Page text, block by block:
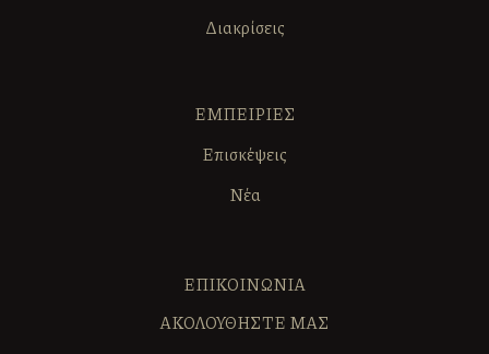
Διακρίσεις
ΕΜΠΕΙΡΙΕΣ
Επισκέψεις
Νέα
ΕΠΙΚΟΙΝΩΝΙΑ
ΑΚΟΛΟΥΘΗΣΤΕ ΜΑΣ